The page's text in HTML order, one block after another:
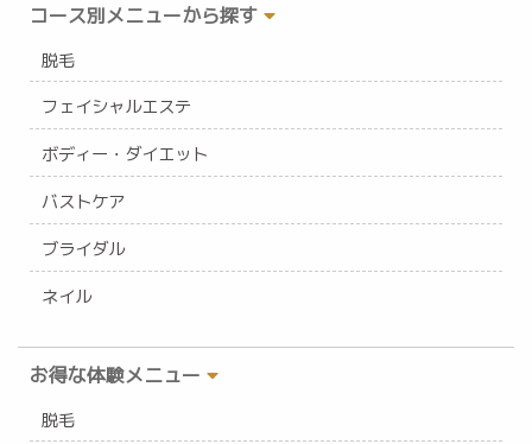
コース別メニューから探す
脱毛
フェイシャルエステ
ボディー・ダイエット
バストケア
ブライダル
ネイル
お得な体験メニュー
脱毛